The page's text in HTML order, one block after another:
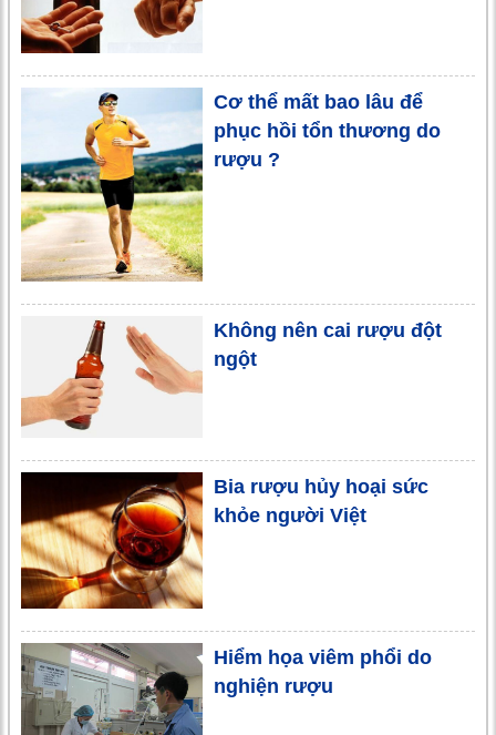
Cơ thể mất bao lâu để
phục hồi tổn thương do
rượu ?
Không nên cai rượu đột
ngột
Bia rượu hủy hoại sức
khỏe người Việt
Hiểm họa viêm phổi do
nghiện rượu